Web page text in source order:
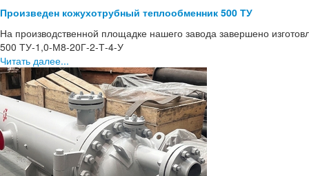
Произведен кожухотрубный теплообменник 500 ТУ
На производственной площадке нашего завода завершено
500 ТУ-1,0-М8-20Г-2-Т-4-У
Читать далее...